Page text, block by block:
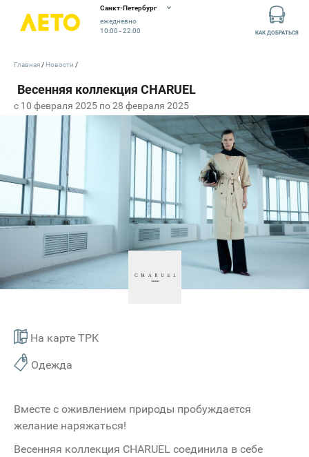
Санкт-Петербург
ежедневно
10:00 - 22:00
КАК ДОБРАТЬСЯ
c 10 февраля 2025 по 28 февраля 2025
На карте ТРК
Одежда
Главная Новости
Вместе с оживлением природы пробуждается
желание наряжаться!
Весенняя коллекция CHARUEL соединила в себе